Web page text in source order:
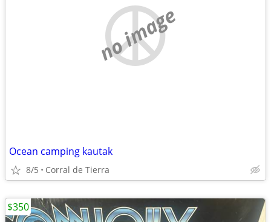
no image
Ocean camping kautak
8/5 Corral de Tierra
$350